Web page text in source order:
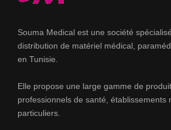
Souma Medical est une société
distribution de matériel médical,
en Tunisie.
Elle propose une large gamme de
professionnels de santé, établissements
particuliers.